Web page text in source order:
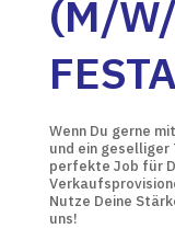
(M/
Wenn Du gerne
und ein
perfekte Job für
Nutze Deine
uns!